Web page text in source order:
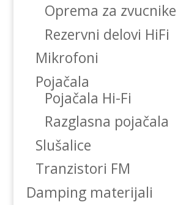
Oprema za zvucnike
Rezervni delovi HiFi
Mikrofoni
Pojačala
Pojačala Hi-Fi
Razglasna pojačala
Slušalice
Tranzistori FM
Damping materijali